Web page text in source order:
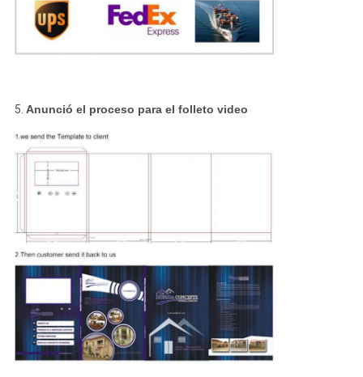
5. Anunció el proceso para el folleto video